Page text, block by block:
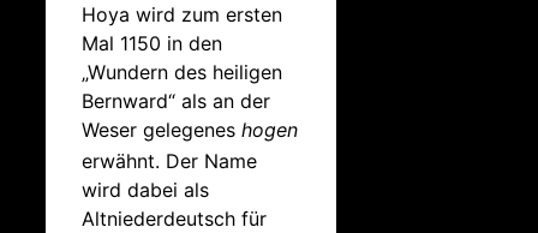
Hoya wird zum ersten
Mal 1150 in den
„Wundern des heiligen
Bernward“ als an der
Weser gelegenes hogen
erwähnt. Der Name
wird dabei als
Altniederdeutsch für